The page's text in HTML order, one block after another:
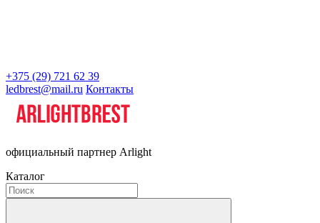
+375 (29) 721 62 39
ledbrest@mail.ru Контакты
официальный партнер Arlight
Каталог